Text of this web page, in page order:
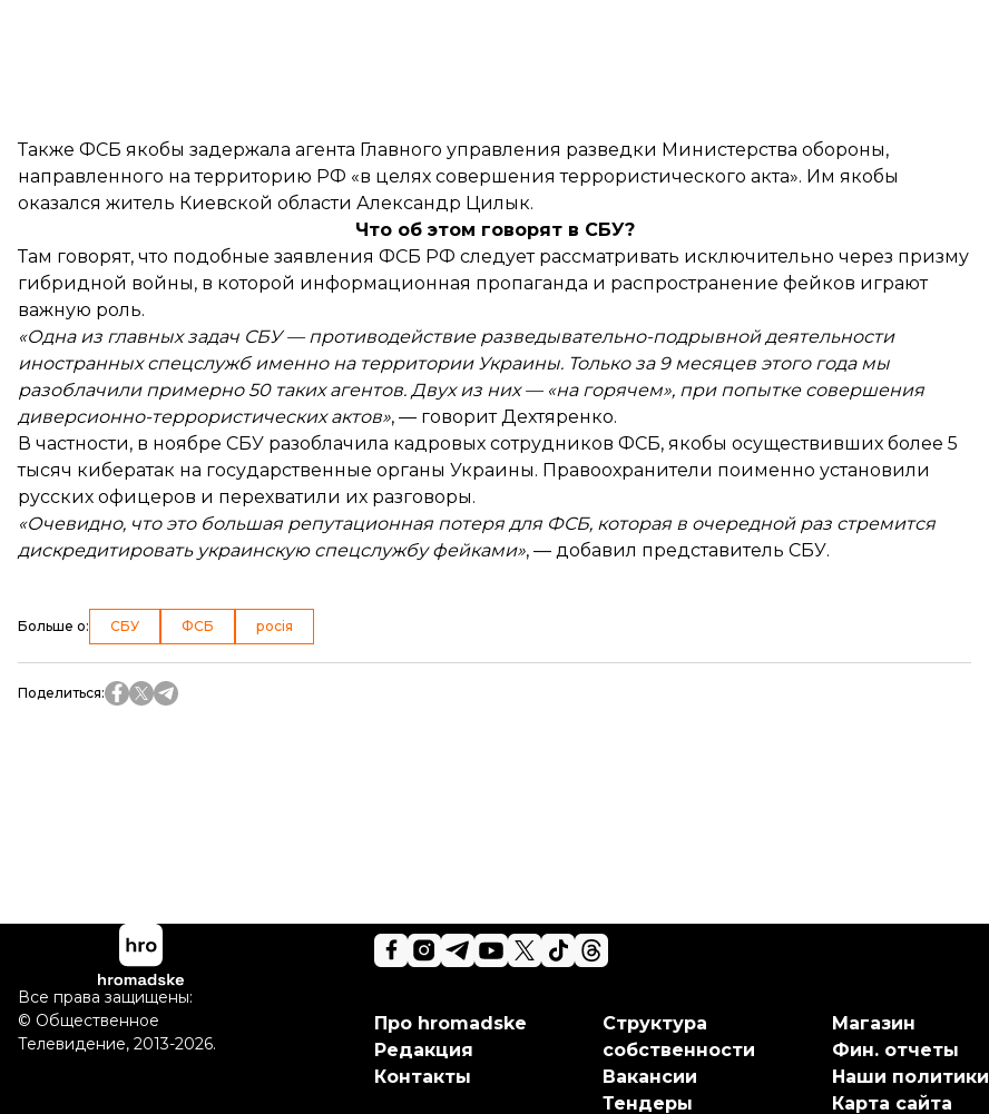
Также ФСБ якобы задержала агента Главного управления разведки Министерства обороны,
направленного на территорию РФ «в целях совершения террористического акта». Им якобы
оказался житель Киевской области Александр Цилык.
Что об этом говорят в СБУ?
Там говорят, что подобные заявления ФСБ РФ следует рассматривать исключительно через призму
гибридной войны, в которой информационная пропаганда и распространение фейков играют
важную роль.
«Одна из главных задач СБУ — противодействие разведывательно-подрывной деятельности
иностранных спецслужб именно на территории Украины. Только за 9 месяцев этого года мы
разоблачили примерно 50 таких агентов. Двух из них — «на горячем», при попытке совершения
диверсионно-террористических актов», — говорит Дехтяренко.
В частности, в ноябре СБУ разоблачила кадровых сотрудников ФСБ, якобы осуществивших более 5
тысяч кибератак на государственные органы Украины. Правоохранители поименно установили
русских офицеров и перехватили их разговоры.
«Очевидно, что это большая репутационная потеря для ФСБ, которая в очередной раз стремится
дискредитировать украинскую спецслужбу фейками», — добавил представитель СБУ.
Больше о: СБУ ФСБ росія
Поделиться:
Про hromadske
Редакция
Контакты
Структура
собственности
Вакансии
Тендеры
Магазин
Фин. отчеты
Наши политики
Карта сайта
Все права защищены:
© Общественное
Телевидение, 2013-2026.